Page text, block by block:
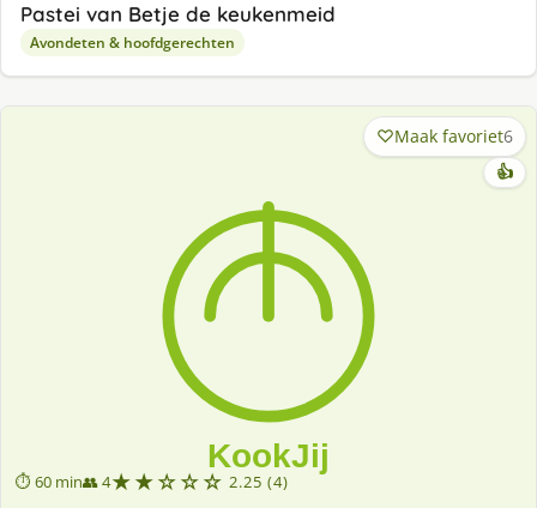
Pastei van Betje de keukenmeid
Avondeten & hoofdgerechten
⏱ 60 min👥 4★★☆☆☆ 2.25 (4)
Maak favoriet6
👍